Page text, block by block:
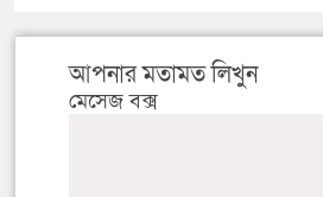
আপনার মতামত লিখুন
মেসেজ বক্স